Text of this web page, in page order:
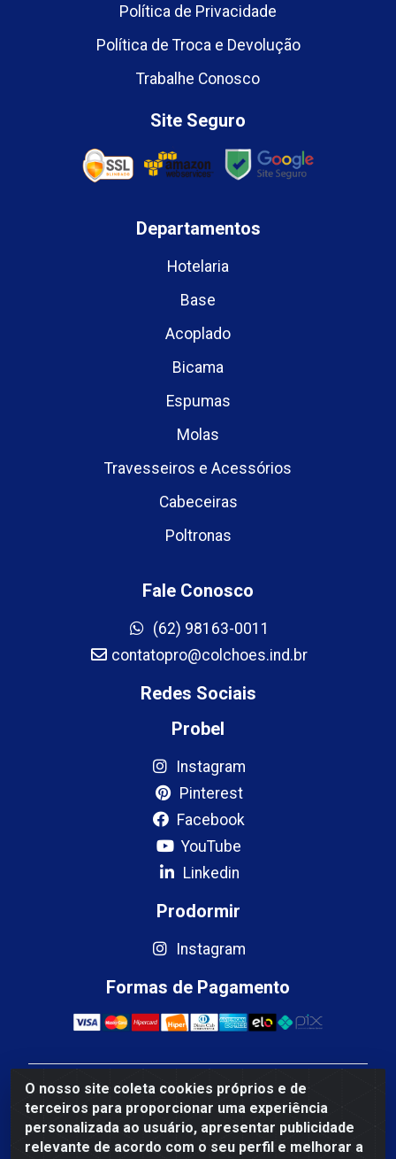
O nosso site coleta cookies próprios e de
terceiros para proporcionar uma experiência
personalizada ao usuário, apresentar publicidade
relevante de acordo com o seu perfil e melhorar a
Política de Privacidade
Política de Troca e Devolução
Trabalhe Conosco
Site Seguro
Departamentos
Hotelaria
Base
Acoplado
Bicama
Espumas
Molas
Travesseiros e Acessórios
Cabeceiras
Poltronas
Fale Conosco
(62) 98163-0011
contatopro@colchoes.ind.br
Redes Sociais
Probel
Instagram
Pinterest
Facebook
YouTube
Linkedin
Prodormir
Instagram
Formas de Pagamento
Mercosul Espumas Industriais LTDA - Rua 13, SN,
Quadra009 Lote 0007 - Polo Empresarial Goias - Etapa
IV - Aparecida de Goiânia/GO - CEP 74.985-113 - CNPJ
10.755.005/0001-88